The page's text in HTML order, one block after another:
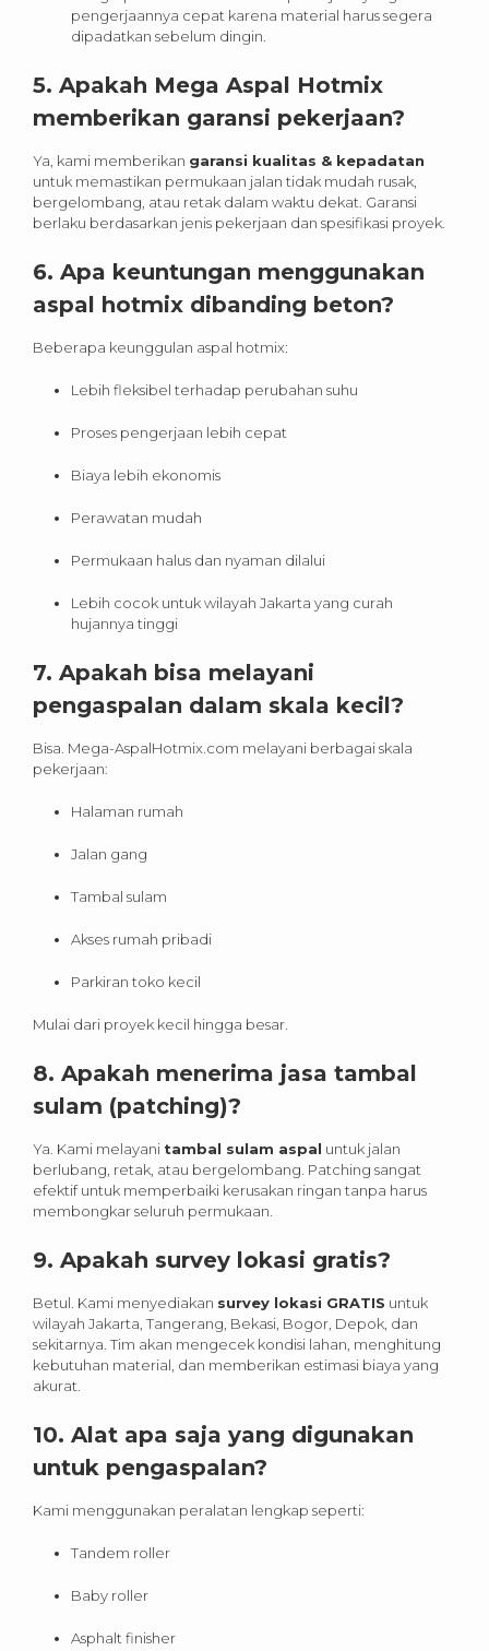
pengerjaannya cepat karena material harus segera
dipadatkan sebelum dingin.
5. Apakah Mega Aspal Hotmix
memberikan garansi pekerjaan?
Ya, kami memberikan garansi kualitas & kepadatan
untuk memastikan permukaan jalan tidak mudah rusak,
bergelombang, atau retak dalam waktu dekat. Garansi
berlaku berdasarkan jenis pekerjaan dan spesifikasi proyek.
6. Apa keuntungan menggunakan
aspal hotmix dibanding beton?
Beberapa keunggulan aspal hotmix:
Lebih fleksibel terhadap perubahan suhu
Proses pengerjaan lebih cepat
Biaya lebih ekonomis
Perawatan mudah
Permukaan halus dan nyaman dilalui
Lebih cocok untuk wilayah Jakarta yang curah
hujannya tinggi
7. Apakah bisa melayani
pengaspalan dalam skala kecil?
Bisa. Mega-AspalHotmix.com melayani berbagai skala
pekerjaan:
Halaman rumah
Jalan gang
Tambal sulam
Akses rumah pribadi
Parkiran toko kecil
Mulai dari proyek kecil hingga besar.
8. Apakah menerima jasa tambal
sulam (patching)?
Ya. Kami melayani tambal sulam aspal untuk jalan
berlubang, retak, atau bergelombang. Patching sangat
efektif untuk memperbaiki kerusakan ringan tanpa harus
membongkar seluruh permukaan.
9. Apakah survey lokasi gratis?
Betul. Kami menyediakan survey lokasi GRATIS untuk
wilayah Jakarta, Tangerang, Bekasi, Bogor, Depok, dan
sekitarnya. Tim akan mengecek kondisi lahan, menghitung
kebutuhan material, dan memberikan estimasi biaya yang
akurat.
10. Alat apa saja yang digunakan
untuk pengaspalan?
Kami menggunakan peralatan lengkap seperti:
Tandem roller
Baby roller
Asphalt finisher